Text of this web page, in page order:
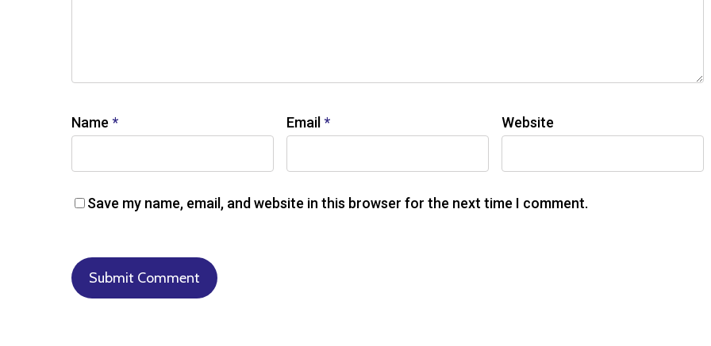
Name * Email* Website
Save my name, email, and website in this browser for the next time I comment.